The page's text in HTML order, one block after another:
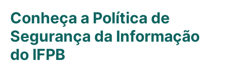
Conheça a Política de
Segurança da Informação
do IFPB